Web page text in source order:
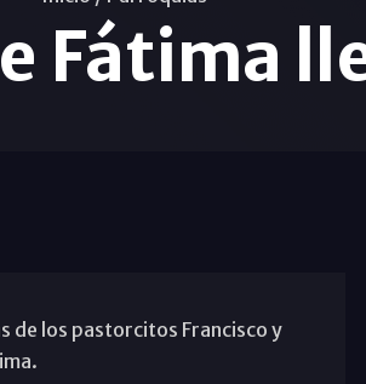
Fátima
de los pastorcitos Francisco y